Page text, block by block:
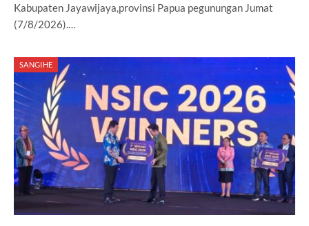
Kabupaten Jayawijaya,provinsi Papua pegunungan Jumat
(7/8/2026).…
SANGIHE